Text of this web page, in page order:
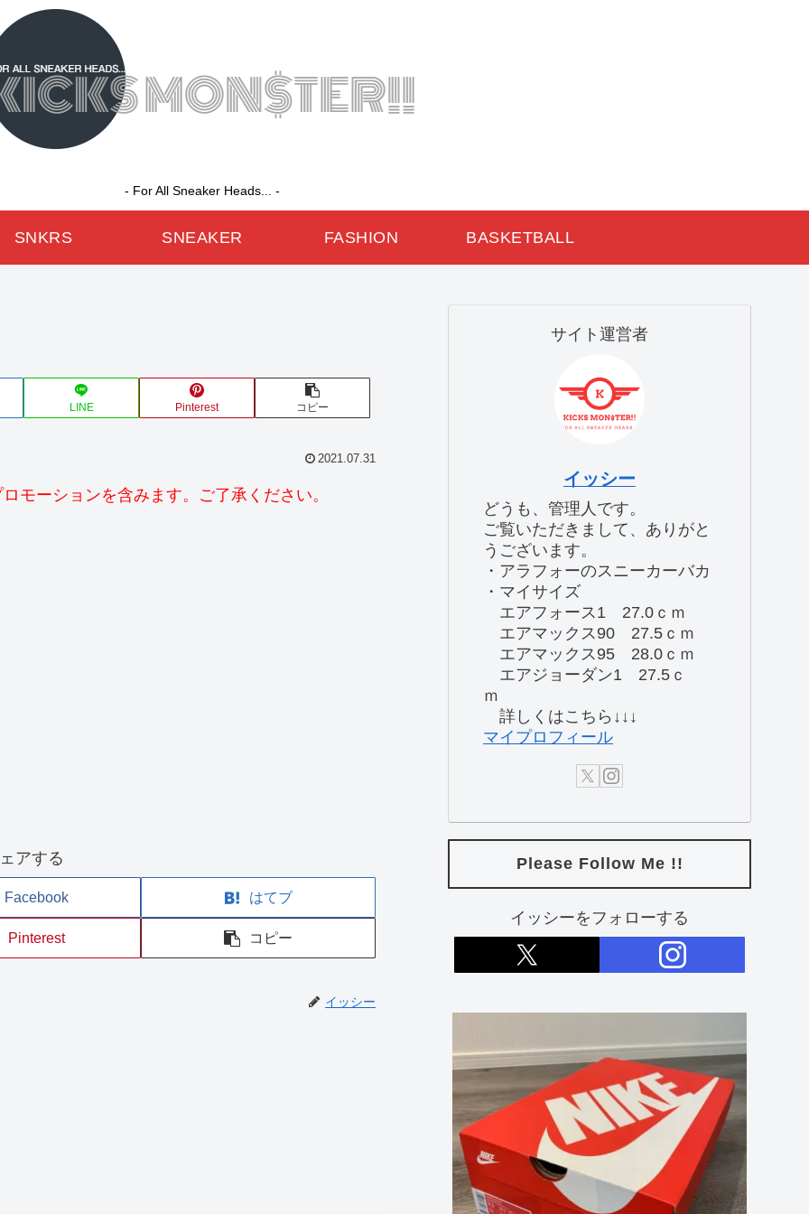
- For All Sneaker Heads... -
SNKRS SNEAKER FASHION BASKETBALL
LINE Pinterest コピー
2021.07.31
モーションを含みます。ご了承ください。
アする
Facebook はてブ
Pinterest コピー
イッシー
サイト運営者
イッシー
どうも、管理人です。
ご覧いただきまして、ありがと
うございます。
・アラフォーのスニーカーバカ
・マイサイズ
エアフォース1 27.0ｃｍ
エアマックス90 27.5ｃｍ
エアマックス95 28.0ｃｍ
エアジョーダン1 27.5ｃ
ｍ
詳しくはこちら↓↓↓
マイプロフィール
Please Follow Me !!
イッシーをフォローする